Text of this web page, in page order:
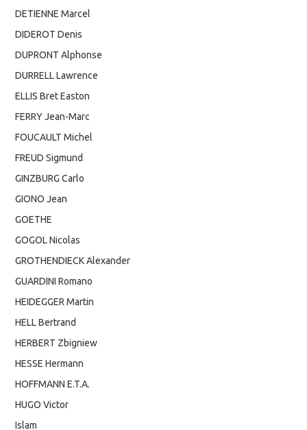
DETIENNE Marcel
DIDEROT Denis
DUPRONT Alphonse
DURRELL Lawrence
ELLIS Bret Easton
FERRY Jean-Marc
FOUCAULT Michel
FREUD Sigmund
GINZBURG Carlo
GIONO Jean
GOETHE
GOGOL Nicolas
GROTHENDIECK Alexander
GUARDINI Romano
HEIDEGGER Martin
HELL Bertrand
HERBERT Zbigniew
HESSE Hermann
HOFFMANN E.T.A.
HUGO Victor
Islam